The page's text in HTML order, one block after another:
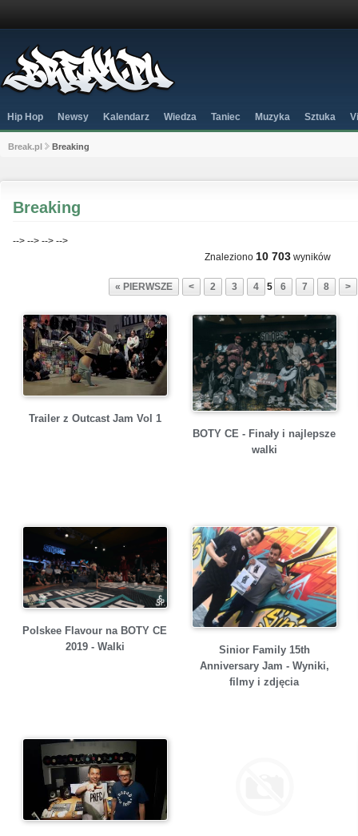
Hip Hop Newsy Kalendarz Wiedza Taniec Muzyka Sztuka
Break.pl Breaking
Breaking
--> --> --> -->
Znaleziono 10 703 wyników
« PIERWSZE < 2 3 4 5 6 7 8 >
Trailer z Outcast Jam Vol 1
BOTY CE - Finały i najlepsze
walki
Polskee Flavour na BOTY CE
2019 - Walki
Sinior Family 15th
Anniversary Jam - Wyniki,
filmy i zdjęcia